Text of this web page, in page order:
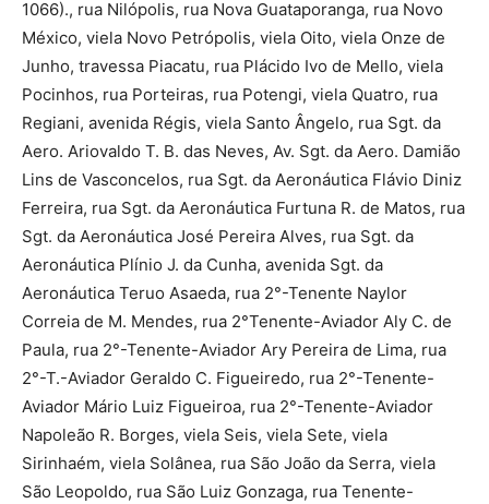
1066)., rua Nilópolis, rua Nova Guataporanga, rua Novo
México, viela Novo Petrópolis, viela Oito, viela Onze de
Junho, travessa Piacatu, rua Plácido Ivo de Mello, viela
Pocinhos, rua Porteiras, rua Potengi, viela Quatro, rua
Regiani, avenida Régis, viela Santo Ângelo, rua Sgt. da
Aero. Ariovaldo T. B. das Neves, Av. Sgt. da Aero. Damião
Lins de Vasconcelos, rua Sgt. da Aeronáutica Flávio Diniz
Ferreira, rua Sgt. da Aeronáutica Furtuna R. de Matos, rua
Sgt. da Aeronáutica José Pereira Alves, rua Sgt. da
Aeronáutica Plínio J. da Cunha, avenida Sgt. da
Aeronáutica Teruo Asaeda, rua 2°-Tenente Naylor
Correia de M. Mendes, rua 2°Tenente-Aviador Aly C. de
Paula, rua 2°-Tenente-Aviador Ary Pereira de Lima, rua
2°-T.-Aviador Geraldo C. Figueiredo, rua 2°-Tenente-
Aviador Mário Luiz Figueiroa, rua 2°-Tenente-Aviador
Napoleão R. Borges, viela Seis, viela Sete, viela
Sirinhaém, viela Solânea, rua São João da Serra, viela
São Leopoldo, rua São Luiz Gonzaga, rua Tenente-